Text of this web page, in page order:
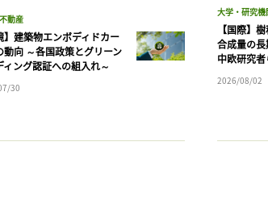
動産
】建築物エンボディドカー
動向 ～各国政策とグリーン
ィング認証への組入れ～
30
大学・研究機
【国際】
合成量の
中欧研究
2026/08/02